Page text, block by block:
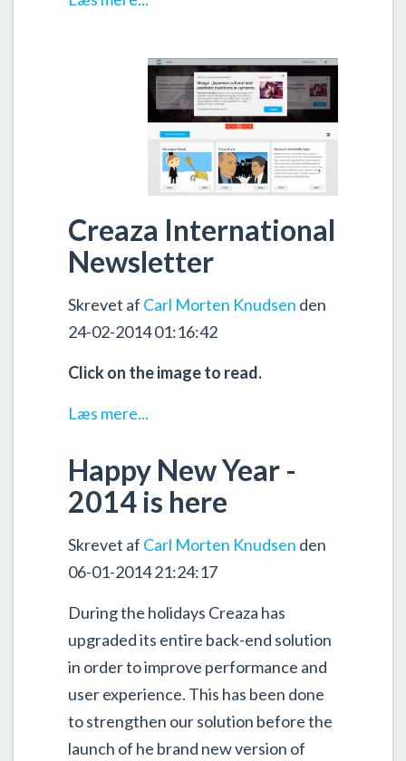
Creaza International
Newsletter
Skrevet af Carl Morten Knudsen den
24-02-2014 01:16:42
Click on the image to read.
Læs mere...
Happy New Year -
2014 is here
Skrevet af Carl Morten Knudsen den
06-01-2014 21:24:17
During the holidays Creaza has
upgraded its entire back-end solution
in order to improve performance and
user experience. This has been done
to strengthen our solution before the
launch of he brand new version of